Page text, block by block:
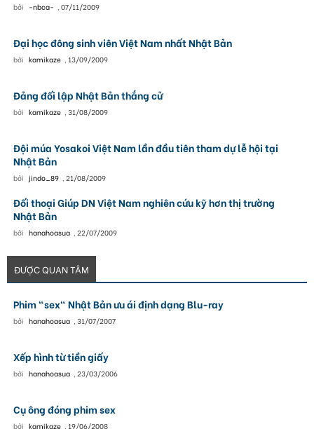
bởi -nbca- , 07/11/2009
Đại học đông sinh viên Việt Nam nhất Nhật Bản
bởi kamikaze , 13/09/2009
Đảng đối lập Nhật Bản thắng cử
bởi kamikaze , 31/08/2009
Đội múa Yosakoi Việt Nam lần đầu tiên tham dự lễ hội tại
Nhật Bản
bởi jindo_89 , 21/08/2009
Đối thoại Giúp DN Việt Nam nghiên cứu kỹ hơn thị trường
Nhật Bản
bởi hanahoasua , 22/07/2009
ĐƯỢC QUAN TÂM
Phim "sex" Nhật Bản ưu ái định dạng Blu-ray
bởi hanahoasua , 31/07/2007
Xếp hình từ tiền giấy
bởi hanahoasua , 23/03/2006
Cụ ông đóng phim sex
bởi kamikaze , 19/06/2008